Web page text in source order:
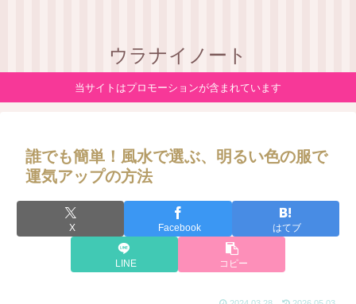
ウラナイノート
当サイトはプロモーションが含まれています
誰でも簡単！風水で選ぶ、明るい色の服で
運気アップの方法
X Facebook はてブ
LINE コピー